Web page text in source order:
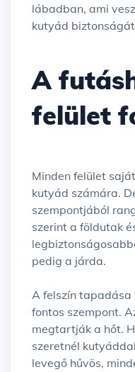
lábadban, ami
kutyád
A
felület
Minden felület
kutyád számára.
szempontjából
szerint a földutak
pedig a járda.
A felszín
fontos szempont.
megtartják a hőt.
szeretnél
levegő hűvös,